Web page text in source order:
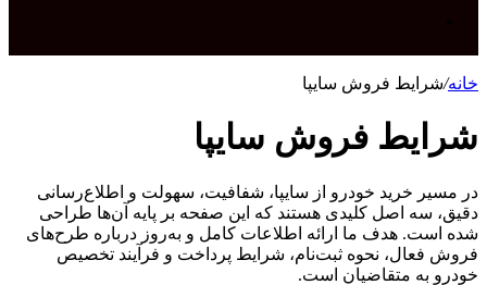
برای خانه/شرایط فروش سایپا
شرایط فروش سایپا
در مسیر خرید خودرو از سایپا، شفافیت، سهولت و اطلاع‌رسانی
دقیق، سه اصل کلیدی هستند که این صفحه بر پایه آن‌ها طراحی
شده است. هدف ما ارائه اطلاعات کامل و به‌روز درباره طرح‌های
فروش فعال، نحوه ثبت‌نام، شرایط پرداخت و فرآیند تخصیص
خودرو به متقاضیان است.